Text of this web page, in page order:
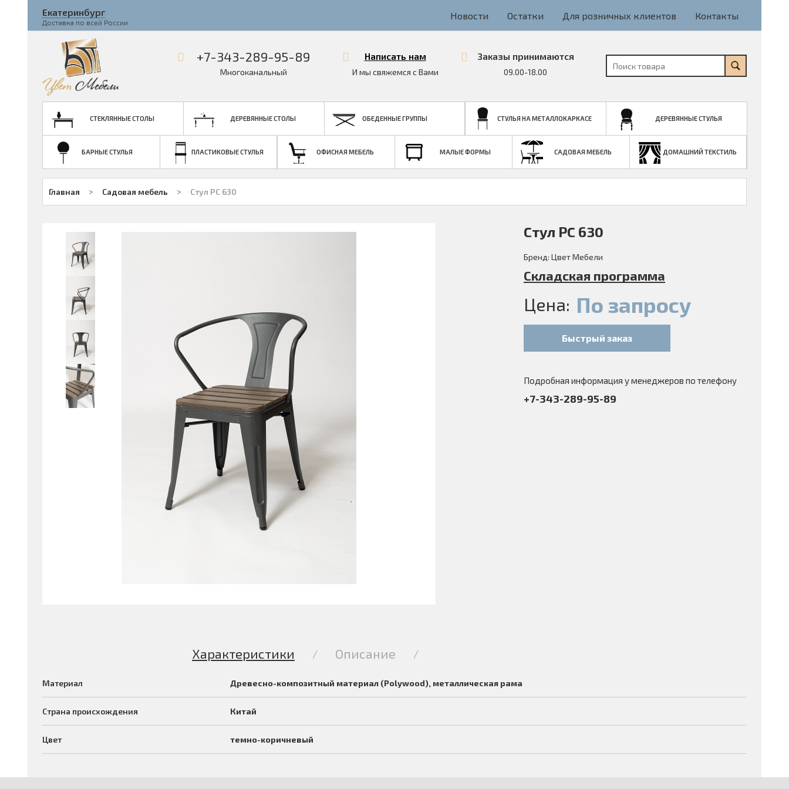
Екатеринбург
Доставка по всей России
Новости Остатки Для розничных клиентов Контакты
+7-343-289-95-89
Многоканальный
Написать нам
И мы свяжемся с Вами
Заказы принимаются
09.00-18.00
СТЕКЛЯННЫЕ СТОЛЫ ДЕРЕВЯННЫЕ СТОЛЫ ОБЕДЕННЫЕ ГРУППЫ СТУЛЬЯ НА МЕТАЛЛОКАРКАСЕ ДЕРЕВЯННЫЕ СТУЛЬЯ
БАРНЫЕ СТУЛЬЯ ПЛАСТИКОВЫЕ СТУЛЬЯ ОФИСНАЯ МЕБЕЛЬ МАЛЫЕ ФОРМЫ САДОВАЯ МЕБЕЛЬ ДОМАШНИЙ ТЕКСТИЛЬ
Главная > Садовая мебель > Стул PC 630
Стул PC 630
Бренд: Цвет Мебели
Складская программа
Цена: По запросу
Быстрый заказ
Подробная информация у менеджеров по телефону
+7-343-289-95-89
Характеристики / Описание /
Материал Древесно-композитный материал (Polywood), металлическая рама
Страна происхождения Китай
Цвет темно-коричневый